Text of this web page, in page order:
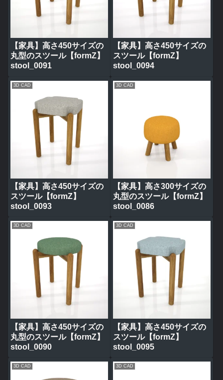
【家具】高さ450サイズの
丸型のスツール【formZ】
stool_0091
【家具】高さ450サイズの
スツール【formZ】
stool_0094
3D CAD
【家具】高さ450サイズの
スツール【formZ】
stool_0093
3D CAD
【家具】高さ300サイズの
丸型のスツール【formZ】
stool_0086
3D CAD
【家具】高さ450サイズの
丸型のスツール【formZ】
stool_0090
3D CAD
【家具】高さ450サイズの
スツール【formZ】
stool_0095
3D CAD 3D CAD